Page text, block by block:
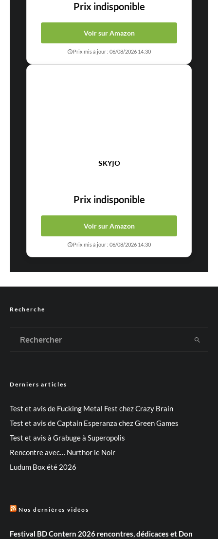
Prix indisponible
Voir sur Amazon
Prix mis à jour : 06/08/2026 14:30
SKYJO
Prix indisponible
Voir sur Amazon
Prix mis à jour : 06/08/2026 14:30
Recherche
Derniers articles
Test et avis de Fucking Metal Fest chez Crazy Brain
Test et avis de Captain Esperanza chez Green Games
Test et avis à Grabuge à Superopolis
Rencontre avec… Nurthor le Noir
Ludum Box été 2026
Nos dernières vidéos
Festival BD Contern 2026 rencontres, dédicaces et Don